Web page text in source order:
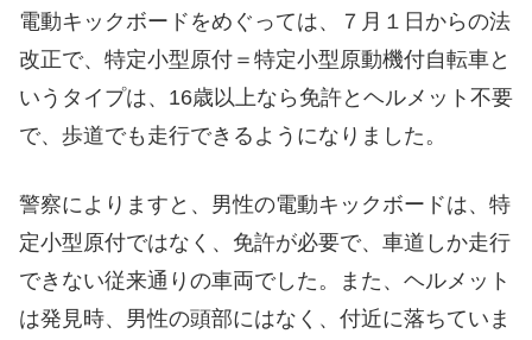
電動キックボードをめぐっては、７月１日からの法
改正で、特定小型原付＝特定小型原動機付自転車と
いうタイプは、16歳以上なら免許とヘルメット不要
で、歩道でも走行できるようになりました。
警察によりますと、男性の電動キックボードは、特
定小型原付ではなく、免許が必要で、車道しか走行
できない従来通りの車両でした。また、ヘルメット
は発見時、男性の頭部にはなく、付近に落ちていま